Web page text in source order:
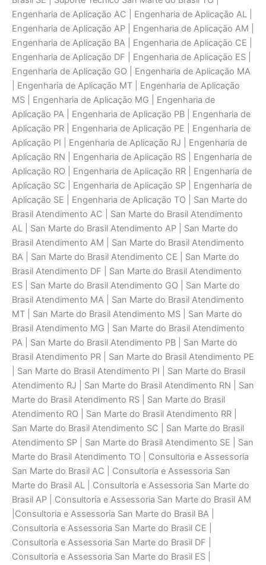
Engenharia de Aplicaçāo AC | Engenharia de Aplicaçāo AL |
Engenharia de Aplicaçāo AP | Engenharia de Aplicaçāo AM |
Engenharia de Aplicaçāo BA | Engenharia de Aplicaçāo CE |
Engenharia de Aplicaçāo DF | Engenharia de Aplicaçāo ES |
Engenharia de Aplicaçāo GO | Engenharia de Aplicaçāo MA
| Engenharia de Aplicaçāo MT | Engenharia de Aplicaçāo
MS | Engenharia de Aplicaçāo MG | Engenharia de
Aplicaçāo PA | Engenharia de Aplicaçāo PB | Engenharia de
Aplicaçāo PR | Engenharia de Aplicaçāo PE | Engenharia de
Aplicaçāo PI | Engenharia de Aplicaçāo RJ | Engenharia de
Aplicaçāo RN | Engenharia de Aplicaçāo RS | Engenharia de
Aplicaçāo RO | Engenharia de Aplicaçāo RR | Engenharia de
Aplicaçāo SC | Engenharia de Aplicaçāo SP | Engenharia de
Aplicaçāo SE | Engenharia de Aplicaçāo TO | San Marte do
Brasil Atendimento AC | San Marte do Brasil Atendimento
AL | San Marte do Brasil Atendimento AP | San Marte do
Brasil Atendimento AM | San Marte do Brasil Atendimento
BA | San Marte do Brasil Atendimento CE | San Marte do
Brasil Atendimento DF | San Marte do Brasil Atendimento
ES | San Marte do Brasil Atendimento GO | San Marte do
Brasil Atendimento MA | San Marte do Brasil Atendimento
MT | San Marte do Brasil Atendimento MS | San Marte do
Brasil Atendimento MG | San Marte do Brasil Atendimento
PA | San Marte do Brasil Atendimento PB | San Marte do
Brasil Atendimento PR | San Marte do Brasil Atendimento PE
| San Marte do Brasil Atendimento PI | San Marte do Brasil
Atendimento RJ | San Marte do Brasil Atendimento RN | San
Marte do Brasil Atendimento RS | San Marte do Brasil
Atendimento RO | San Marte do Brasil Atendimento RR |
San Marte do Brasil Atendimento SC | San Marte do Brasil
Atendimento SP | San Marte do Brasil Atendimento SE | San
Marte do Brasil Atendimento TO | Consultoria e Assessoria
San Marte do Brasil AC | Consultoria e Assessoria San
Marte do Brasil AL | Consultoria e Assessoria San Marte do
Brasil AP | Consultoria e Assessoria San Marte do Brasil AM
|Consultoria e Assessoria San Marte do Brasil BA |
Consultoria e Assessoria San Marte do Brasil CE |
Consultoria e Assessoria San Marte do Brasil DF |
Consultoria e Assessoria San Marte do Brasil ES |